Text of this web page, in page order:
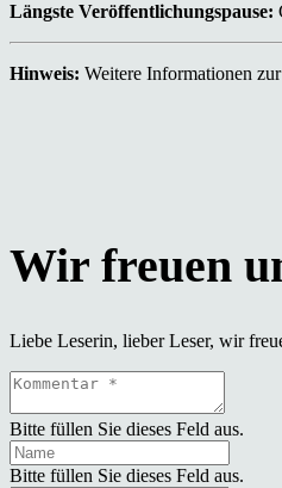
Längste Veröffentlichungspause:
Hinweis: Weitere Informationen
Liebe Leserin, lieber Leser, wir
Bitte füllen Sie dieses Feld aus.
Bitte füllen Sie dieses Feld aus.